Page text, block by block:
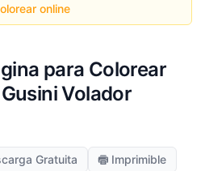
online
para Colorear
Volador
Gratuita Imprimible